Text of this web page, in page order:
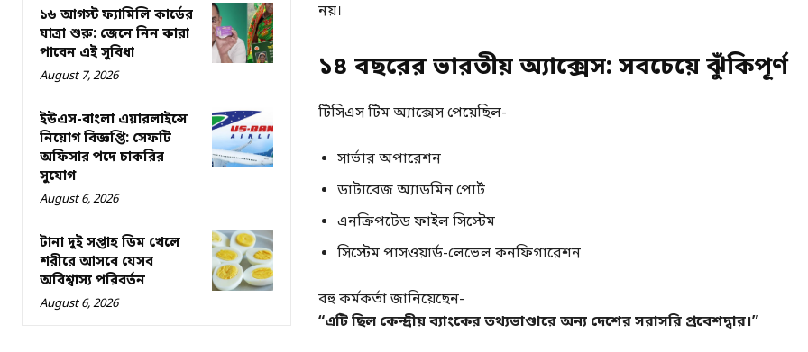
১৬ আগস্ট ফ্যামিলি কার্ডের
যাত্রা শুরু: জেনে নিন কারা
পাবেন এই সুবিধা
August 7, 2026
ইউএস-বাংলা এয়ারলাইন্সে
নিয়োগ বিজ্ঞপ্তি: সেফটি
অফিসার পদে চাকরির
সুযোগ
August 6, 2026
টানা দুই সপ্তাহ ডিম খেলে
শরীরে আসবে যেসব
অবিশ্বাস্য পরিবর্তন
August 6, 2026
নয়।
১৪ বছরের ভারতীয় অ্যাক্সেস: সবচেয়ে ঝুঁকিপূর্ণ
টিসিএস টিম অ্যাক্সেস পেয়েছিল-
সার্ভার অপারেশন
ডাটাবেজ অ্যাডমিন পোর্ট
এনক্রিপটেড ফাইল সিস্টেম
সিস্টেম পাসওয়ার্ড-লেভেল কনফিগারেশন
বহু কর্মকর্তা জানিয়েছেন-
“এটি ছিল কেন্দ্রীয় ব্যাংকের তথ্যভাণ্ডারে অন্য দেশের সরাসরি প্রবেশদ্বার।”